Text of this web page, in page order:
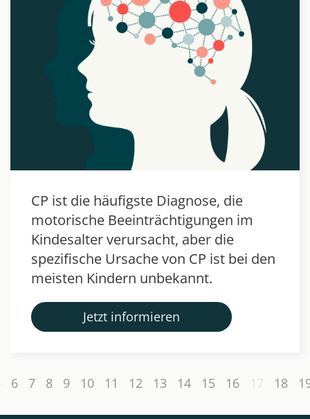
CP ist die häufigste Diagnose, die
motorische Beeinträchtigungen im
Kindesalter verursacht, aber die
spezifische Ursache von CP ist bei den
meisten Kindern unbekannt.
Jetzt informieren
6 7 8 9 10 11 12 13 14 15 16 17 18